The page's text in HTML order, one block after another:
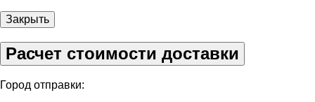
Закрыть
Расчет стоимости доставки
Город отправки: